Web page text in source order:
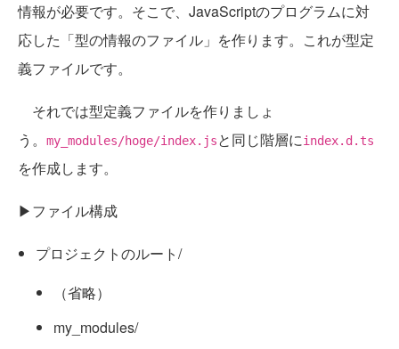
情報が必要です。そこで、JavaScriptのプログラムに対
応した「型の情報のファイル」を作ります。これが型定
義ファイルです。
それでは型定義ファイルを作りましょ
う。
my_modules/hoge/index.jsと同じ階層にindex.d.ts
を作成します。
▶ファイル構成
プロジェクトのルート/
（省略）
my_modules/